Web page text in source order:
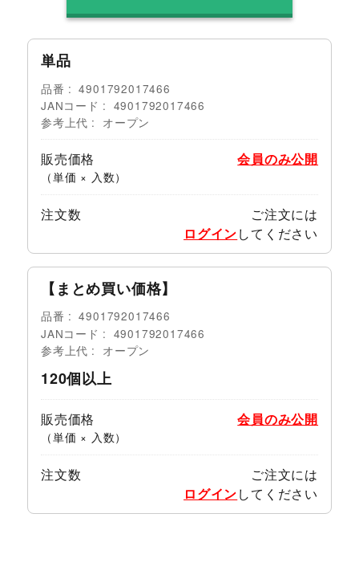
単品
品番
4901792017466
JANコード
4901792017466
参考上代
オープン
販売価格
（単価 × 入数）
会員のみ公開
注文数
ご注文には
ログインしてください
【まとめ買い価格】
品番
4901792017466
JANコード
4901792017466
参考上代
オープン
120個以上
販売価格
（単価 × 入数）
会員のみ公開
注文数
ご注文には
ログインしてください